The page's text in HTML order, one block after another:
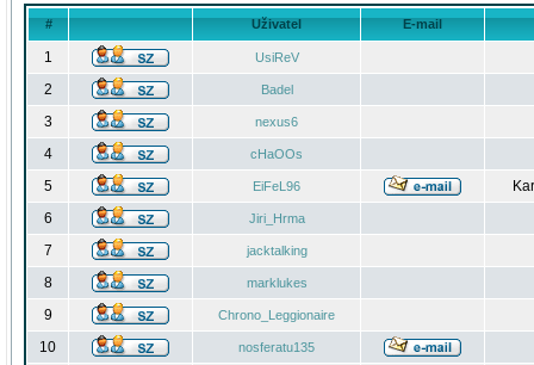
# Uživatel E-mail
1 UsiReV
2 Badel
3 nexus6
4 cHaOOs
5 EiFeL96
6
Jiri_Hrma
7 jacktalking
8 marklukes
9 Chrono_Leggionaire
10 nosferatu135